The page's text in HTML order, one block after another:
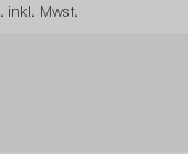
. inkl. Mwst.